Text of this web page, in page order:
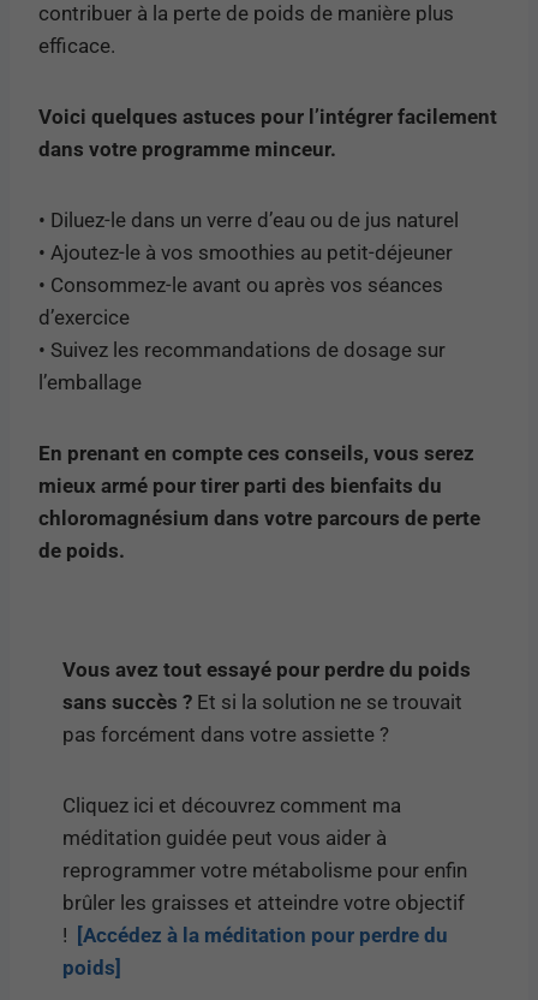
contribuer à la perte de poids de manière plus
efficace.
Voici quelques astuces pour l’intégrer facilement
dans votre programme minceur.
• Diluez-le dans un verre d’eau ou de jus naturel
• Ajoutez-le à vos smoothies au petit-déjeuner
• Consommez-le avant ou après vos séances
d’exercice
• Suivez les recommandations de dosage sur
l’emballage
En prenant en compte ces conseils, vous serez
mieux armé pour tirer parti des bienfaits du
chloromagnésium dans votre parcours de perte
de poids.
Vous avez tout essayé pour perdre du poids
sans succès ? Et si la solution ne se trouvait
pas forcément dans votre assiette ?
Cliquez ici et découvrez comment ma
méditation guidée peut vous aider à
reprogrammer votre métabolisme pour enfin
brûler les graisses et atteindre votre objectif
! [Accédez à la méditation pour perdre du
poids]